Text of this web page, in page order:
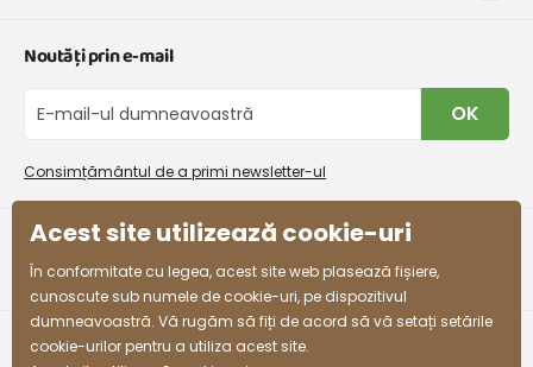
Retururi și reclamații
Schimb sau returnare gratuită
Procedura de reclamații
Despre noi
Blog
Program de afiliere
Colectarea bunurilor
Noutăți prin e-mail
OK
Consimțământul de a primi newsletter-ul
Acest site utilizează cookie-uri
În conformitate cu legea, acest site web plasează fișiere,
cunoscute sub numele de cookie-uri, pe dispozitivul
dumneavoastră. Vă rugăm să fiți de acord să vă setați setările
cookie-urilor pentru a utiliza acest site.